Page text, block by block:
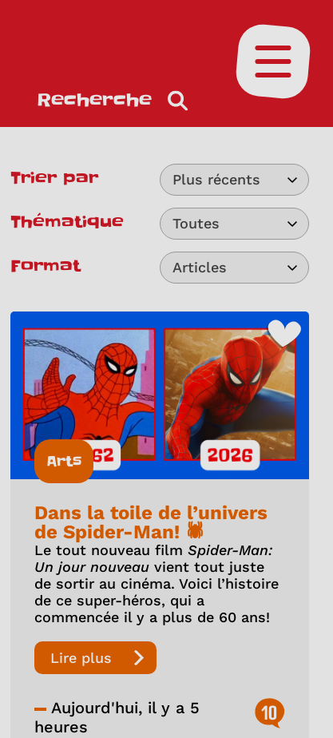
Recherche
Ouvrir le
Trier par Plus récents
Thématique Toutes
Format Articles
Arts
Dans la toile de l’univers
de Spider-Man! 🕷️
Le tout nouveau film Spider-Man:
Un jour nouveauvient tout juste
de sortir au cinéma. Voici l’histoire
de ce super-héros, qui a
commencée il y a plus de 60 ans!
Lire plus
Aujourd'hui, il y a 5
heures
10